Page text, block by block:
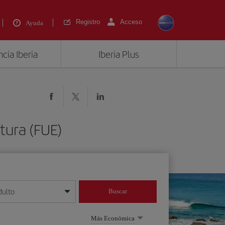
Ayuda Registro Acceso
Iberia Iberia Plus
(FUE)
mes/año
Buscar
Más Económica